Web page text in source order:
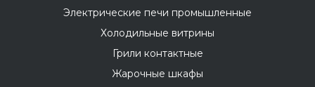
Электрические печи промышленные
Холодильные витрины
Грили контактные
Жарочные шкафы